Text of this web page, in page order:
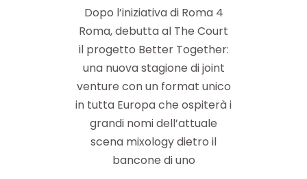
Dopo l’iniziativa di Roma 4
Roma, debutta al The Court
il progetto Better Together:
una nuova stagione di joint
venture con un format unico
in tutta Europa che ospiterà i
grandi nomi dell’attuale
scena mixology dietro il
bancone di uno